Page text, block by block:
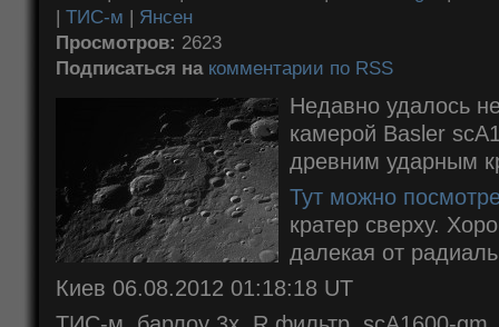
| ТИС-м | Янсен
Просмотров: 2623
Подписаться на комментарии по RSS
Недавно удалось
камерой Basler
древним ударным
Тут можно
кратер сверху.
далекая от
Киев 06.08.2012 01:18:18 UT